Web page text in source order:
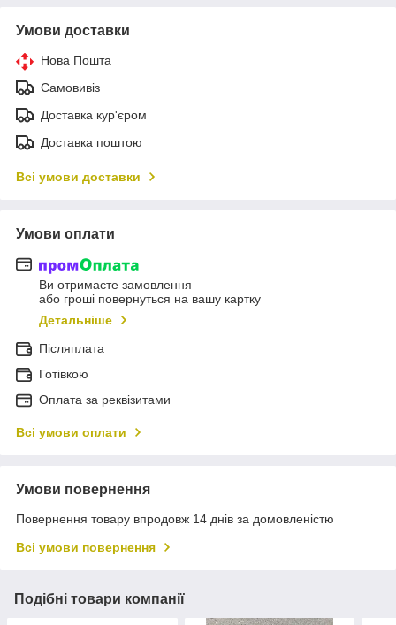
Умови доставки
Нова Пошта
Самовивіз
Доставка кур'єром
Доставка поштою
Всі умови доставки
Умови оплати
Ви отримаєте замовлення
або гроші повернуться на вашу картку
Детальніше
Післяплата
Готівкою
Оплата за реквізитами
Всі умови оплати
Умови повернення
Повернення товару впродовж 14 днів за домовленістю
Всі умови повернення
Подібні товари компанії